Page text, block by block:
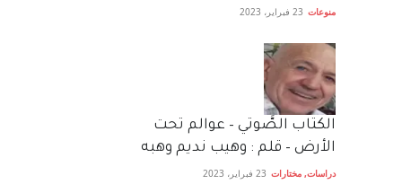
منوعات 23 فبراير، 2023
الكتاب الصَّوتي – عوالم تحت
الأرض – قلم : وهيب نديم وهبه
دراسات, مختارات 23 فبراير، 2023